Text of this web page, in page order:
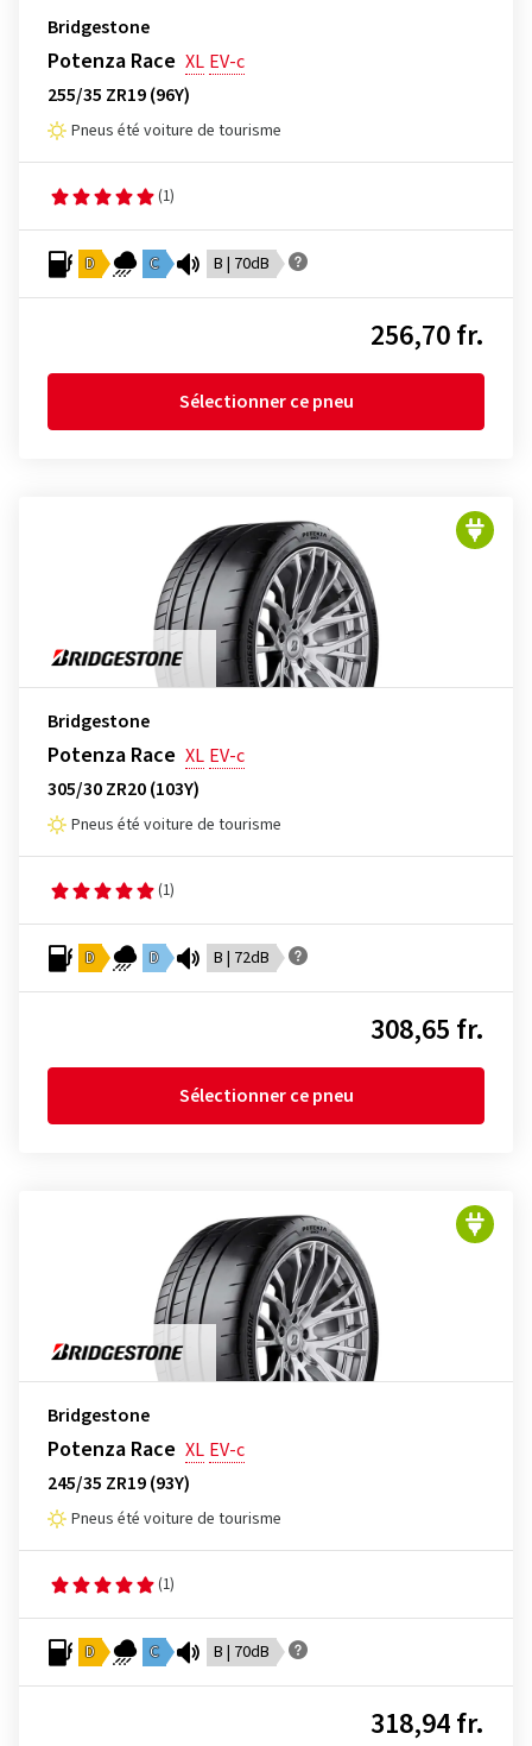
Bridgestone
Potenza Race XL EV-c
255/35 ZR19 (96Y)
Pneus été voiture de tourisme
(1)
D C B | 70dB
256,70 fr.
Sélectionner ce pneu
Bridgestone
Potenza Race XL EV-c
305/30 ZR20 (103Y)
Pneus été voiture de tourisme
(1)
D D B | 72dB
308,65 fr.
Sélectionner ce pneu
Bridgestone
Potenza Race XL EV-c
245/35 ZR19 (93Y)
Pneus été voiture de tourisme
(1)
D C B | 70dB
318,94 fr.